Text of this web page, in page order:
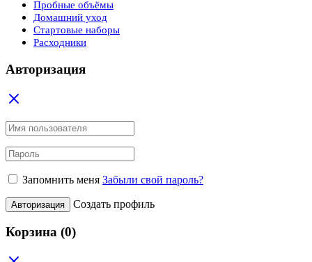
Пробные объёмы
Домашний уход
Стартовые наборы
Расходники
Авторизация
Запомнить меня Забыли свой пароль?
Авторизация Создать профиль
Корзина (0)